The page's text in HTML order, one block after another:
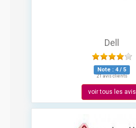
Dell
Note : 4/ 5
21 avis clients
voir tous les avis